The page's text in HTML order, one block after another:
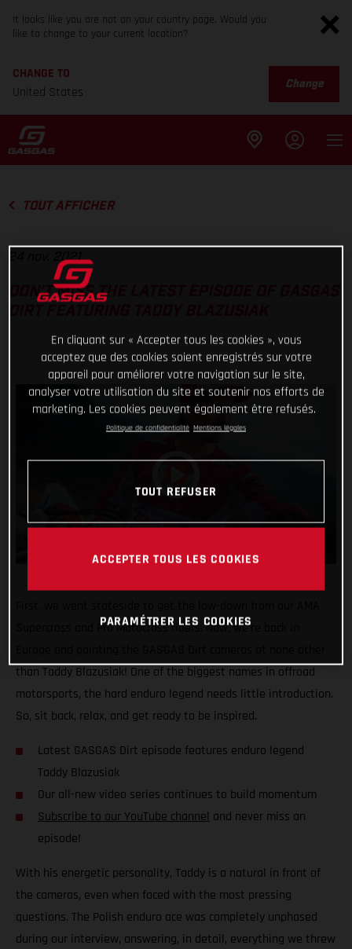
It looks like you are not on your country page. Would you
like to change to your current location?
CHANGE TO
United States
Change
TOUT AFFICHER
24 nov. 2021
DON’T MISS THE LATEST EPISODE OF GASGAS
Supercross and Pro Motocross riders. Now, we’re back in
than Taddy Blazusiak! One of the biggest names in offroad
motorsports, the hard enduro legend needs little introduction.
So, sit back, relax, and get ready to be inspired.
Latest GASGAS Dirt episode features enduro legend
Taddy Blazusiak
Our all-new video series continues to build momentum
Subscribe to our YouTube channel and never miss an
episode!
With his energetic personality, Taddy is a natural in front of
the cameras, even when faced with the most pressing
questions. The Polish enduro ace was completely unphased
during our interview, answering, in detail, everything we threw
En cliquant sur « Accepter tous les cookies », vous
acceptez que des cookies soient enregistrés sur votre
appareil pour améliorer votre navigation sur le site,
analyser votre utilisation du site et soutenir nos efforts de
marketing. Les cookies peuvent également être refusés.
Politique de confidentialité Mentions légales
TOUT REFUSER
ACCEPTER TOUS LES COOKIES
PARAMÉTRER LES COOKIES